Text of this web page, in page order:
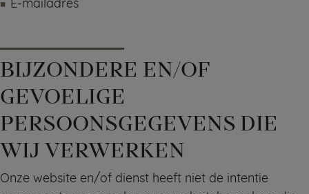
E-mailadres
BIJZONDERE EN/OF
GEVOELIGE
PERSOONSGEGEVENS DIE
WIJ VERWERKEN
Onze website en/of dienst heeft niet de intentie